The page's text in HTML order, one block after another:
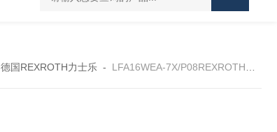
德国REXROTH力士乐- LFA16WEA-7X/P08REXROTH逻辑阀盖板